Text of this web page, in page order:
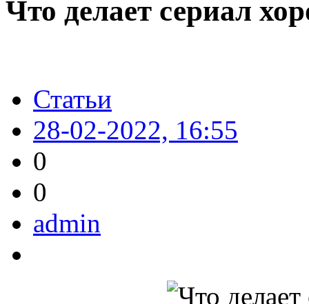
Что делает сериал
Статьи
28-02-2022, 16:55
0
0
admin